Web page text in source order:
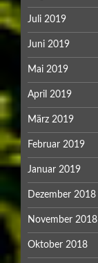
Juli 2019
Juni 2019
Mai 2019
April 2019
März 2019
Februar 2019
Januar 2019
Dezember 2018
November 2018
Oktober 2018